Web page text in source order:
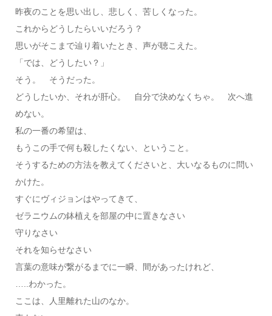
昨夜のことを思い出し、悲しく、苦しくなった。
これからどうしたらいいだろう？
思いがそこまで辿り着いたとき、声が聴こえた。
「では、どうしたい？」
そう。 そうだった。
どうしたいか、それが肝心。 自分で決めなくちゃ。 次へ進
めない。
私の一番の希望は、
もうこの手で何も殺したくない、ということ。
そうするための方法を教えてくださいと、大いなるものに問い
かけた。
すぐにヴィジョンはやってきて、
ゼラニウムの鉢植えを部屋の中に置きなさい
守りなさい
それを知らせなさい
言葉の意味が繋がるまでに一瞬、間があったけれど、
…..わかった。
ここは、人里離れた山のなか。